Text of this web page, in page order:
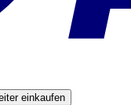
einkaufen